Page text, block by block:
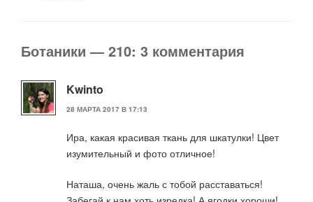
Ботаники — 210: 3 комментария
Kwinto
28 МАРТА 2017 В 17:13
Ира, какая красивая ткань для шкатулки! Цвет
изумительный и фото отличное!
Наташа, очень жаль с тобой расставаться!